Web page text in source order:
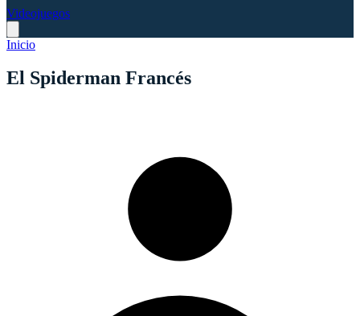
Videojuegos
Inicio
El Spiderman Francés